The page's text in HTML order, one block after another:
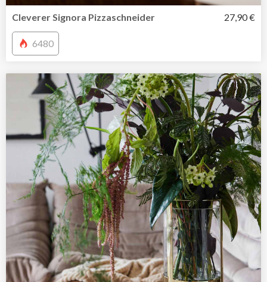
Cleverer Signora Pizzaschneider 27,90 €
6480